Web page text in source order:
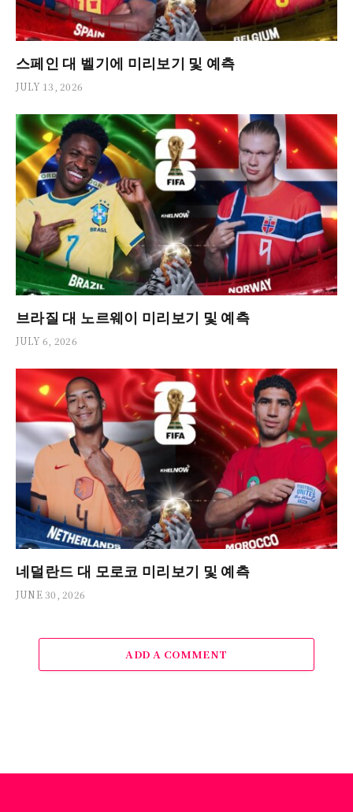
스페인 대 벨기에 미리보기 및 예측
JULY 13, 2026
브라질 대 노르웨이 미리보기 및 예측
JULY 6, 2026
네덜란드 대 모로코 미리보기 및 예측
JUNE 30, 2026
ADD A COMMENT